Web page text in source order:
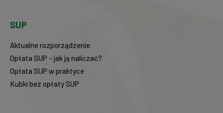
SUP
Aktualne rozporządzenie
Opłata SUP - jak ją naliczać?
Opłata SUP w praktyce
Kubki bez opłaty SUP